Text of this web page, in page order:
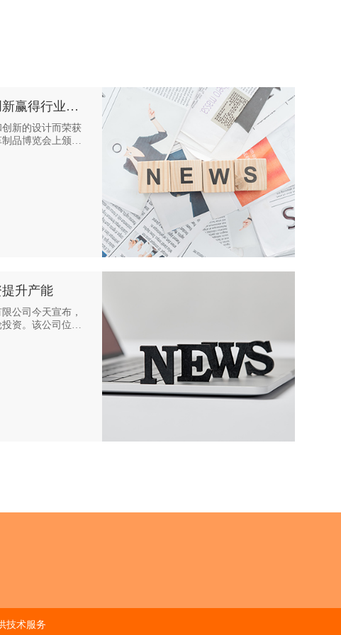
赢得行业认
新的设计而荣获
品博览会上颁
献。
升产能
公司今天宣布，
资。该公司位于
其他高档配饰而
技术服务